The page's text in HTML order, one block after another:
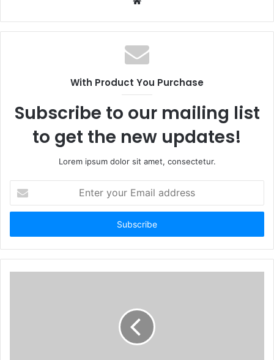
With Product You Purchase
Subscribe to our mailing list
to get the new updates!
Lorem ipsum dolor sit amet, consectetur.
your
Email